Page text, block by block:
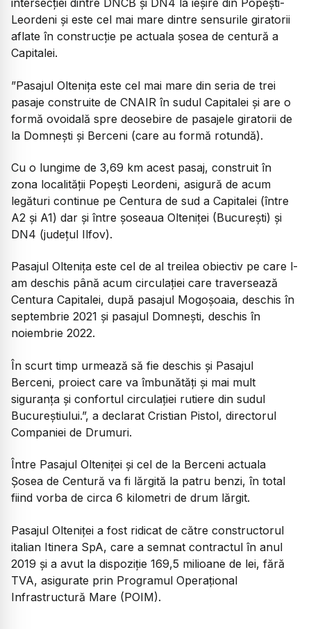
intersecției dintre DNCB și DN4 la ieșire din Popești-
Leordeni și este cel mai mare dintre sensurile giratorii
aflate în construcție pe actuala șosea de centură a
Capitalei.
”Pasajul Oltenița este cel mai mare din seria de trei
pasaje construite de CNAIR în sudul Capitalei și are o
formă ovoidală spre deosebire de pasajele giratorii de
la Domnești și Berceni (care au formă rotundă).
Cu o lungime de 3,69 km acest pasaj, construit în
zona localității Popești Leordeni, asigură de acum
legături continue pe Centura de sud a Capitalei (între
A2 și A1) dar și între șoseaua Olteniței (București) și
DN4 (județul Ilfov).
Pasajul Oltenița este cel de al treilea obiectiv pe care l-
am deschis până acum circulației care traversează
Centura Capitalei, după pasajul Mogoșoaia, deschis în
septembrie 2021 și pasajul Domnești, deschis în
noiembrie 2022.
În scurt timp urmează să fie deschis și Pasajul
Berceni, proiect care va îmbunătăți și mai mult
siguranța și confortul circulației rutiere din sudul
Bucureștiului.”, a declarat Cristian Pistol, directorul
Companiei de Drumuri.
Între Pasajul Olteniței și cel de la Berceni actuala
Șosea de Centură va fi lărgită la patru benzi, în total
fiind vorba de circa 6 kilometri de drum lărgit.
Pasajul Olteniţei a fost ridicat de către constructorul
italian Itinera SpA, care a semnat contractul în anul
2019 şi a avut la dispoziţie 169,5 milioane de lei, fără
TVA, asigurate prin Programul Operaţional
Infrastructură Mare (POIM).